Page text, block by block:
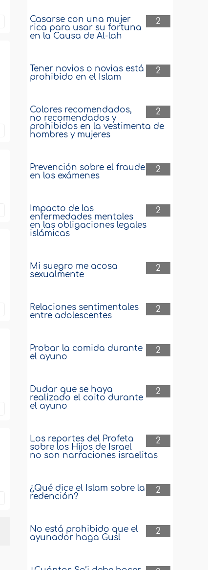
2
Casarse con una mujer
rica para usar su fortuna
en la Causa de Al-lah
2
Tener novios o novias está
prohibido en el Islam
2
Colores recomendados,
no recomendados y
prohibidos en la vestimenta de
hombres y mujeres
2
Prevención sobre el fraude
en los exámenes
2
Impacto de las
enfermedades mentales
en las obligaciones legales
islámicas
2
Mi suegro me acosa
sexualmente
2
Relaciones sentimentales
entre adolescentes
2
Probar la comida durante
el ayuno
2
Dudar que se haya
realizado el coito durante
el ayuno
2
Los reportes del Profeta
sobre los Hijos de Israel
no son narraciones israelitas
2
¿Qué dice el Islam sobre la
redención?
2
No está prohibido que el
ayunador haga Gusl